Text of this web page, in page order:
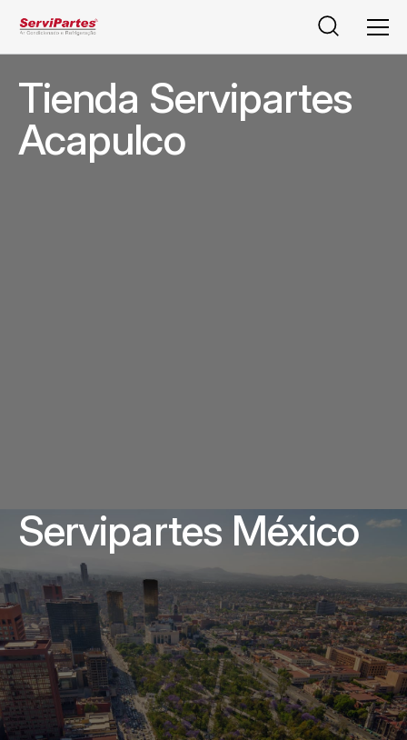
Pesquisar
Tienda Servipartes
Acapulco
Servipartes México